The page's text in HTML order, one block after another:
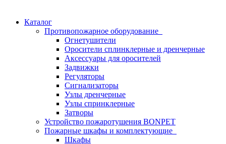
Каталог
Противопожарное оборудование
Огнетушители
Оросители сплинклерные и дренчерные
Аксессуары для оросителей
Задвижки
Регуляторы
Сигнализаторы
Узлы дренчерные
Узлы спринклерные
Затворы
Устройство пожаротушения BONPET
Пожарные шкафы и комплектующие
Шкафы